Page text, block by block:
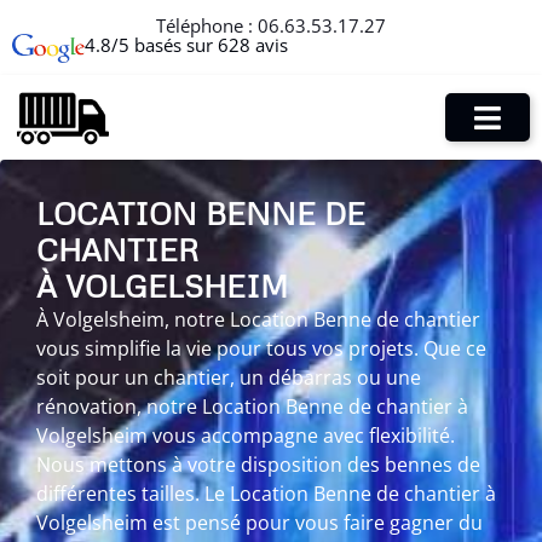
Téléphone : 06.63.53.17.27
4.8/5 basés sur 628 avis
LOCATION BENNE DE
CHANTIER
À VOLGELSHEIM
À Volgelsheim, notre Location Benne de chantier
vous simplifie la vie pour tous vos projets. Que ce
soit pour un chantier, un débarras ou une
rénovation, notre Location Benne de chantier à
Volgelsheim vous accompagne avec flexibilité.
Nous mettons à votre disposition des bennes de
différentes tailles. Le Location Benne de chantier à
Volgelsheim est pensé pour vous faire gagner du